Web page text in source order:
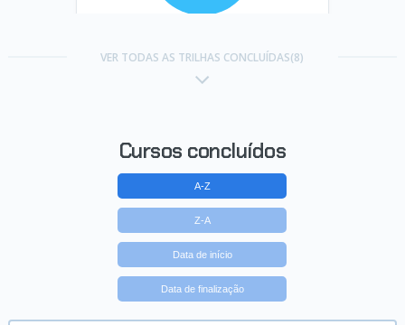
Trilha Desenho básico
VER TODAS AS TRILHAS CONCLUÍDAS(8)
Cursos concluídos
A-Z
Z-A
Data de início
Data de finalização